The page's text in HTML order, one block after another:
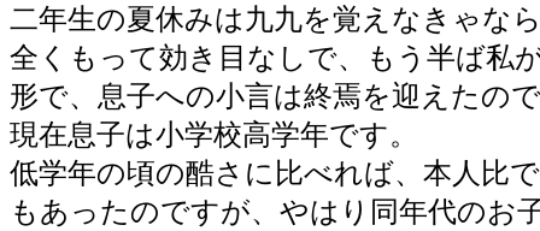
二年生の夏休みは九九を覚えなきゃな
全くもって効き目なしで、もう半ば私
形で、息子への小言は終焉を迎えたの
現在息子は小学校高学年です。
低学年の頃の酷さに比べれば、本人比
もあったのですが、やはり同年代のお